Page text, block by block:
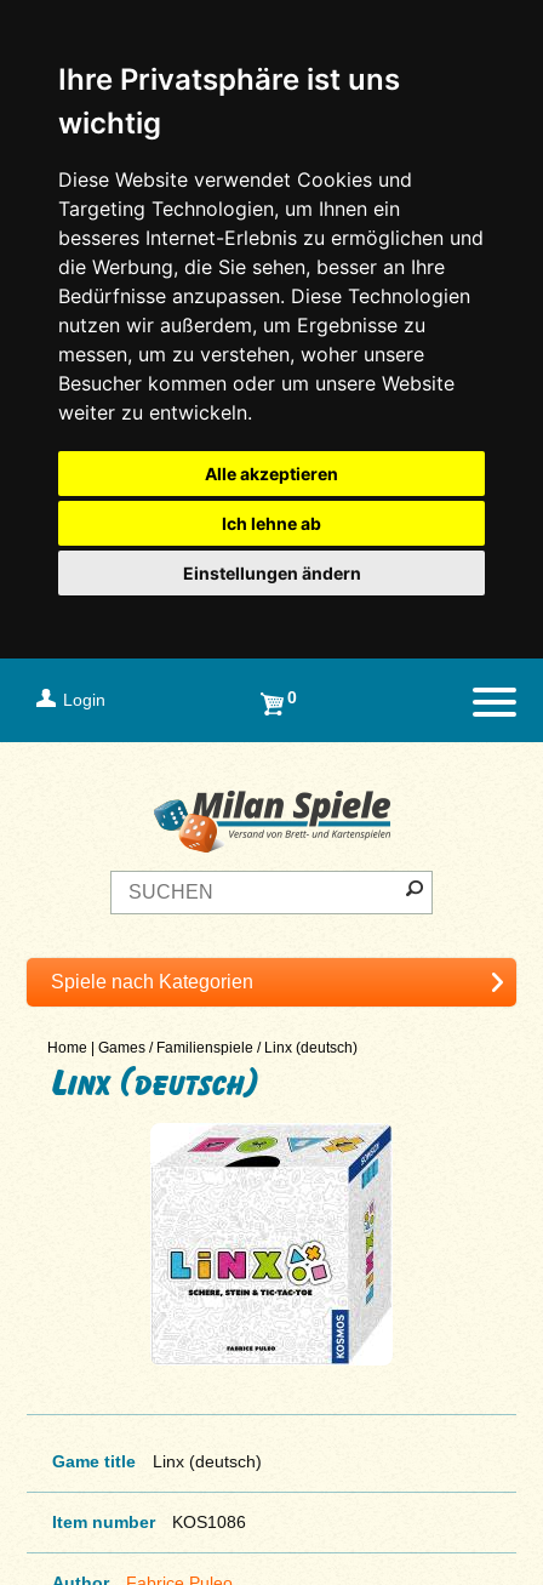
Ihre Privatsphäre ist uns
wichtig
Diese Website verwendet Cookies und
Targeting Technologien, um Ihnen ein
besseres Internet-Erlebnis zu ermöglichen und
die Werbung, die Sie sehen, besser an Ihre
Bedürfnisse anzupassen. Diese Technologien
nutzen wir außerdem, um Ergebnisse zu
messen, um zu verstehen, woher unsere
Besucher kommen oder um unsere Website
weiter zu entwickeln.
Alle akzeptieren
Ich lehne ab
Einstellungen ändern
Login 0
Home |Games / Familienspiele / Linx (deutsch)
Linx (deutsch)
Game title Linx (deutsch)
Item number KOS1086